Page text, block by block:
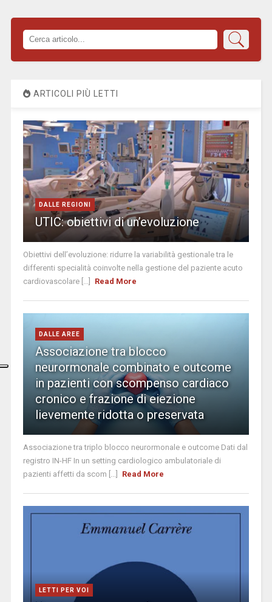
ARTICOLI PIÙ LETTI
DALLE REGIONI
UTIC: obiettivi di un’evoluzione
Obiettivi dell’evoluzione: ridurre la variabilità gestionale tra le
differenti specialità coinvolte nella gestione del paziente acuto
cardiovascolare [...]
Read More
DALLE AREE
Associazione tra blocco
neurormonale combinato e outcome
in pazienti con scompenso cardiaco
cronico e frazione di eiezione
lievemente ridotta o preservata
Associazione tra triplo blocco neurormonale e outcome Dati dal
registro IN-HF In un setting cardiologico ambulatoriale di
pazienti affetti da scom [...]
Read More
LETTI PER VOI